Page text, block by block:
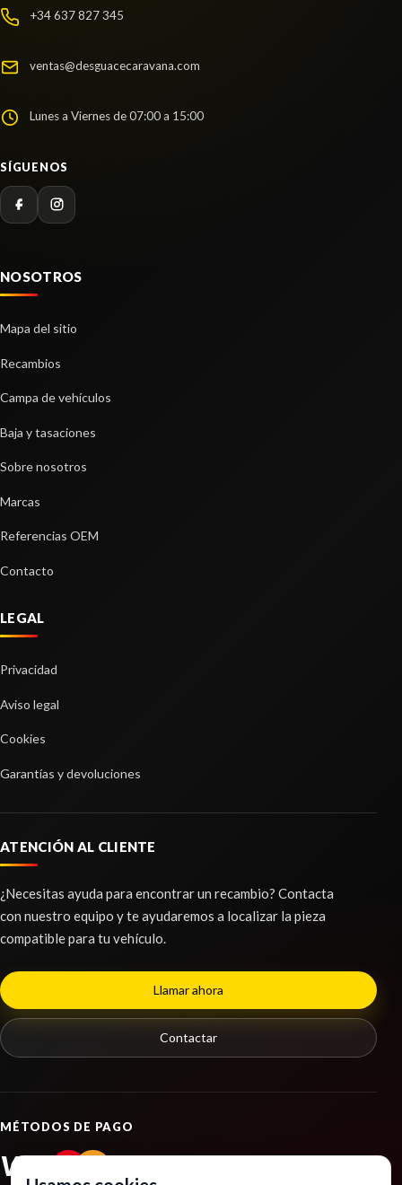
KIA NIRO II (SG2) 1.6 GDI HYBRID
KIA NIRO II (SG2) 1.6 GDI HYBRID
+34 637 827 345
ventas@desguacecaravana.com
Lunes a Viernes de 07:00 a 15:00
SÍGUENOS
NOSOTROS
Mapa del sitio
Recambios
Campa de vehículos
Baja y tasaciones
Sobre nosotros
Marcas
Referencias OEM
Contacto
LEGAL
Privacidad
Aviso legal
Cookies
Garantías y devoluciones
ATENCIÓN AL CLIENTE
¿Necesitas ayuda para encontrar un recambio? Contacta
con nuestro equipo y te ayudaremos a localizar la pieza
compatible para tu vehículo.
Llamar ahora
Contactar
MÉTODOS DE PAGO
VISA PayPal